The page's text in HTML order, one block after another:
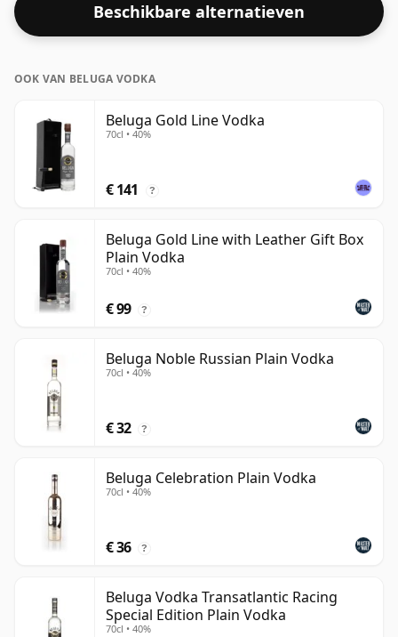
Beschikbare alternatieven
OOK VAN BELUGA VODKA
Beluga Gold Line Vodka
70cl • 40%
€ 141 ?
Beluga Gold Line with Leather Gift Box
Plain Vodka
70cl • 40%
€ 99 ?
Beluga Noble Russian Plain Vodka
70cl • 40%
€ 32 ?
Beluga Celebration Plain Vodka
70cl • 40%
€ 36 ?
Beluga Vodka Transatlantic Racing
Special Edition Plain Vodka
70cl • 40%